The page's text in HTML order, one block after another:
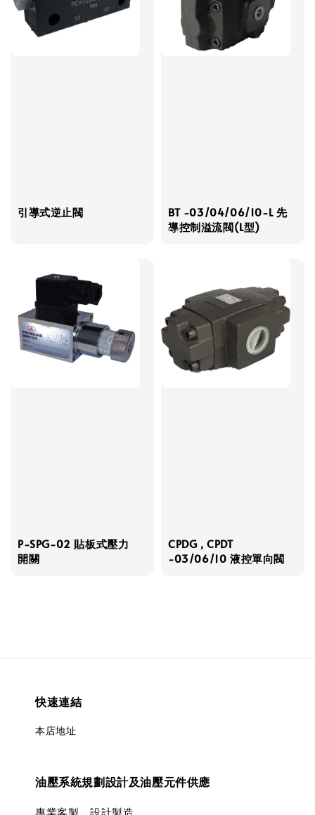
引導式逆止閥
BT -03/04/06/10-L 先
導控制溢流閥(L型)
P-SPG-02 貼板式壓力
開關
CPDG , CPDT
-03/06/10 液控單向閥
快速連結
本店地址
油壓系統規劃設計及油壓元件供應
專業客製、設計製造